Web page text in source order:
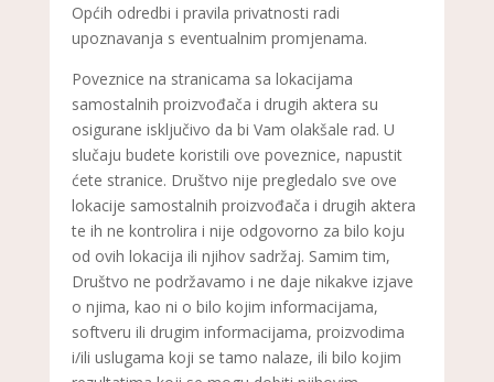
Općih odredbi i pravila privatnosti radi
upoznavanja s eventualnim promjenama.
Poveznice na stranicama sa lokacijama
samostalnih proizvođača i drugih aktera su
osigurane isključivo da bi Vam olakšale rad. U
slučaju budete koristili ove poveznice, napustit
ćete stranice. Društvo nije pregledalo sve ove
lokacije samostalnih proizvođača i drugih aktera
te ih ne kontrolira i nije odgovorno za bilo koju
od ovih lokacija ili njihov sadržaj. Samim tim,
Društvo ne podržavamo i ne daje nikakve izjave
o njima, kao ni o bilo kojim informacijama,
softveru ili drugim informacijama, proizvodima
i/ili uslugama koji se tamo nalaze, ili bilo kojim